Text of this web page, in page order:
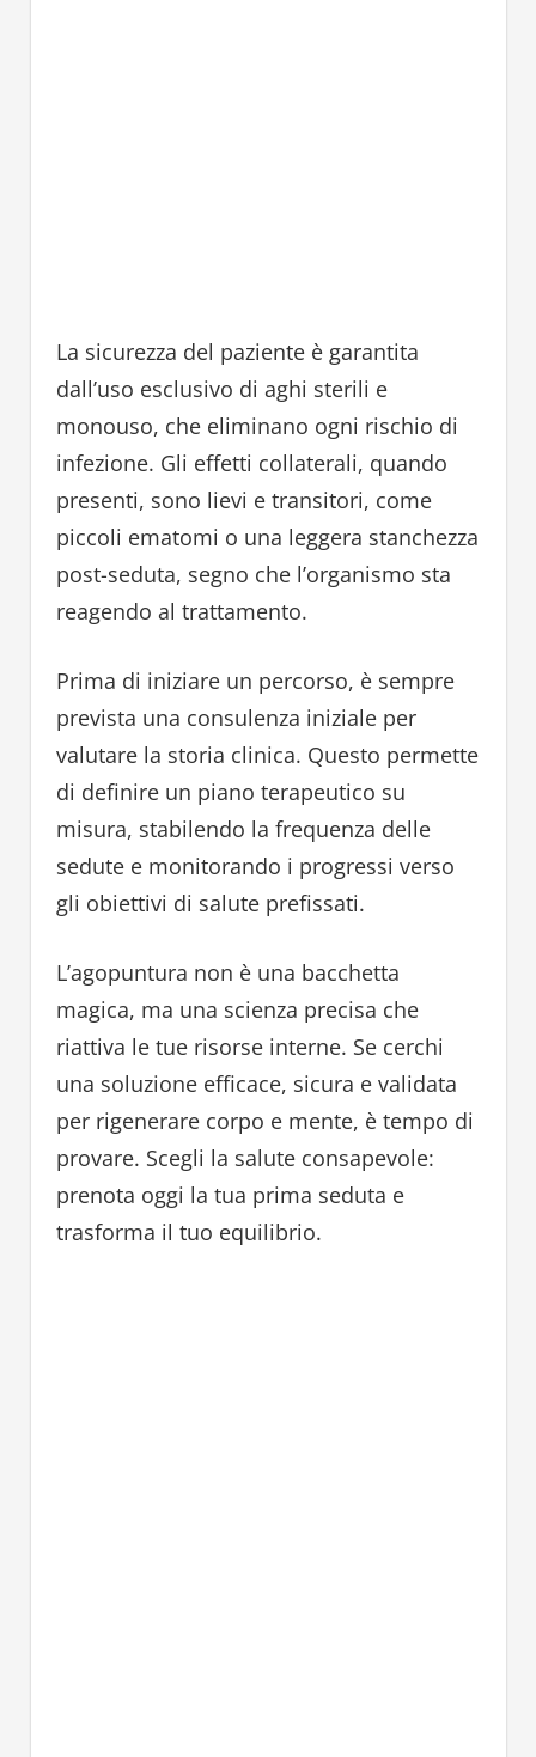
La sicurezza del paziente è garantita
dall’uso esclusivo di aghi sterili e
monouso, che eliminano ogni rischio di
infezione. Gli effetti collaterali, quando
presenti, sono lievi e transitori, come
piccoli ematomi o una leggera stanchezza
post-seduta, segno che l’organismo sta
reagendo al trattamento.
Prima di iniziare un percorso, è sempre
prevista una consulenza iniziale per
valutare la storia clinica. Questo permette
di definire un piano terapeutico su
misura, stabilendo la frequenza delle
sedute e monitorando i progressi verso
gli obiettivi di salute prefissati.
L’agopuntura non è una bacchetta
magica, ma una scienza precisa che
riattiva le tue risorse interne. Se cerchi
una soluzione efficace, sicura e validata
per rigenerare corpo e mente, è tempo di
provare. Scegli la salute consapevole:
prenota oggi la tua prima seduta e
trasforma il tuo equilibrio.